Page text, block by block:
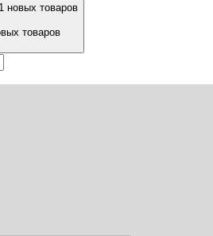
новых товаров
товаров